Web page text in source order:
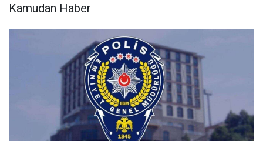
Kamudan Haber